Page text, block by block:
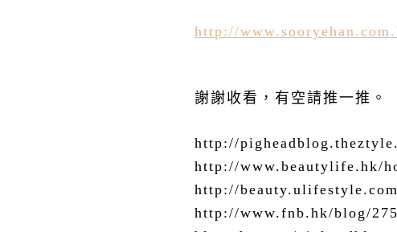
http://
謝謝收看，有空請推一推。
http://
http://www.beautylife.hk/
http://
http://www.fnb.hk/blog/